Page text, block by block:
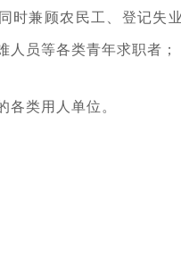
时兼顾农民工、登记失
人员等各类青年求职者；
各类用人单位。